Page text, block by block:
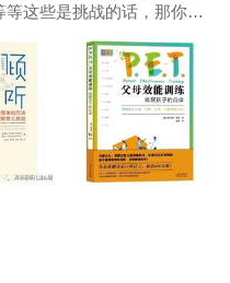
这些是挑战的话，那你一
》。这两本书内容有些重